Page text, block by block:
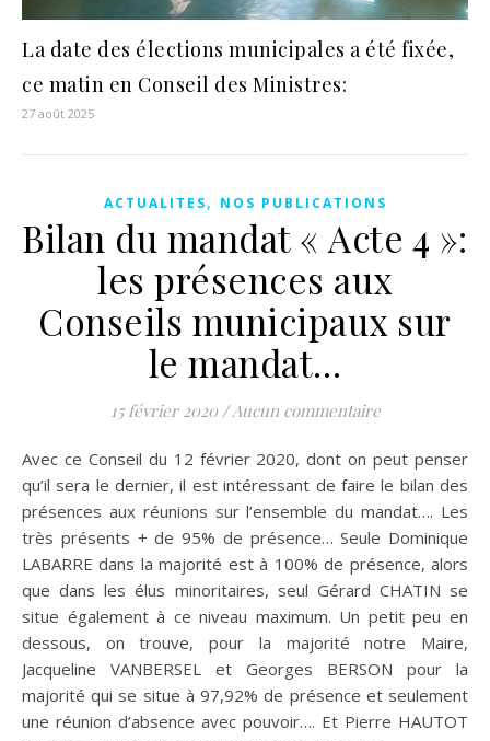
La date des élections municipales a été fixée,
ce matin en Conseil des Ministres:
27 août 2025
ACTUALITES, NOS PUBLICATIONS
Bilan du mandat « Acte 4 »:
les présences aux
Conseils municipaux sur
le mandat…
15 février 2020 / Aucun commentaire
Avec ce Conseil du 12 février 2020, dont on peut penser
qu’il sera le dernier, il est intéressant de faire le bilan des
présences aux réunions sur l’ensemble du mandat…. Les
très présents + de 95% de présence… Seule Dominique
LABARRE dans la majorité est à 100% de présence, alors
que dans les élus minoritaires, seul Gérard CHATIN se
situe également à ce niveau maximum. Un petit peu en
dessous, on trouve, pour la majorité notre Maire,
Jacqueline VANBERSEL et Georges BERSON pour la
majorité qui se situe à 97,92% de présence et seulement
une réunion d’absence avec pouvoir…. Et Pierre HAUTOT